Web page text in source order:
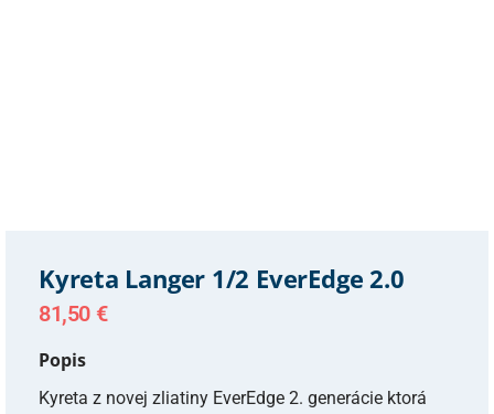
Kyreta Langer 1/2 EverEdge 2.0
81,50 €
Popis
Kyreta z novej zliatiny EverEdge 2. generácie ktorá